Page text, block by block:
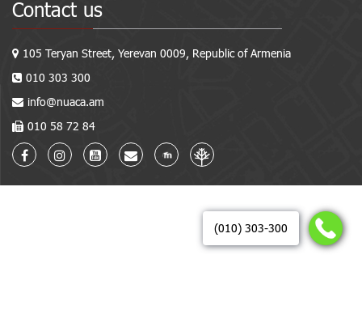
(010) 303-300
Contact us
105 Teryan Street, Yerevan 0009, Republic of Armenia
010 303 300
info@nuaca.am
010 58 72 84